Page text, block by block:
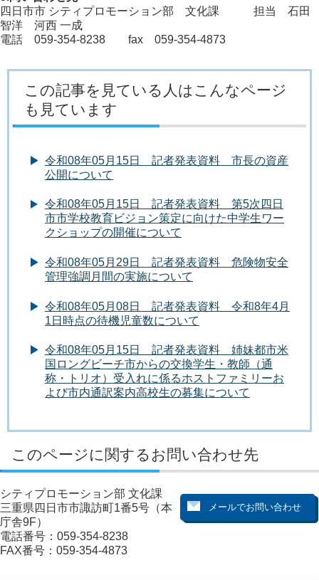
四日市市 シティプロモーション部 文化課 担当 石田
智洋 河西 一成
電話 059-354-8238 fax 059-354-4873
この記事を見ている人はこんなページ
も見ています
令和08年05月15日 記者発表資料 市長の資産
公開について
令和08年05月15日 記者発表資料 第5次四日
市市学校教育ビジョン策定に向けた中学生ワー
クショップの開催について
令和08年05月29日 記者発表資料 危険物安全
管理強調月間の実施について
令和08年05月08日 記者発表資料 令和8年4月
1日時点の待機児童数について
令和08年05月15日 記者発表資料 姉妹都市米
国ロングビーチ市からの交換学生・教師（通
称・トリオ）受入れに係るホストファミリーお
よび市内通訳案内高校生の募集について
このページに関するお問い合わせ先
シティプロモーション部 文化課
三重県四日市市諏訪町1番5号（本
庁舎9F）
電話番号：059-354-8238
FAX番号：059-354-4873